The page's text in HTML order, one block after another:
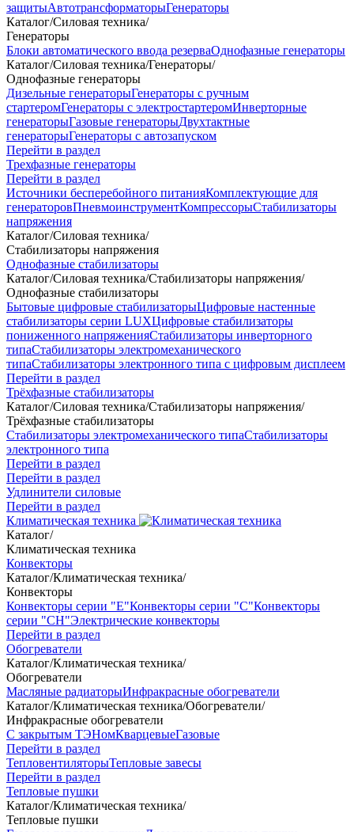
защитыАвтотрансформаторыГенераторы
Каталог/Силовая техника/
Генераторы
Блоки автоматического ввода резерваОднофазные генераторы
Каталог/Силовая техника/Генераторы/
Однофазные генераторы
Дизельные генераторыГенераторы с ручным
стартеромГенераторы с электростартеромИнверторные
генераторыГазовые генераторыДвухтактные
генераторыГенераторы с автозапуском
Перейти в раздел
Трехфазные генераторы
Перейти в раздел
Источники бесперебойного питанияКомплектующие для
генераторовПневмоинструментКомпрессорыСтабилизаторы
напряжения
Каталог/Силовая техника/
Стабилизаторы напряжения
Однофазные стабилизаторы
Каталог/Силовая техника/Стабилизаторы напряжения/
Однофазные стабилизаторы
Бытовые цифровые стабилизаторыЦифровые настенные
стабилизаторы серии LUXЦифровые стабилизаторы
пониженного напряженияСтабилизаторы инверторного
типаСтабилизаторы электромеханического
типаСтабилизаторы электронного типа с цифровым дисплеем
Перейти в раздел
Трёхфазные стабилизаторы
Каталог/Силовая техника/Стабилизаторы напряжения/
Трёхфазные стабилизаторы
Стабилизаторы электромеханического типаСтабилизаторы
электронного типа
Перейти в раздел
Перейти в раздел
Удлинители силовые
Перейти в раздел
Климатическая техника
Каталог/
Климатическая техника
Конвекторы
Каталог/Климатическая техника/
Конвекторы
Конвекторы серии "Е"Конвекторы серии "С"Конвекторы
серии "СН"Электрические конвекторы
Перейти в раздел
Обогреватели
Каталог/Климатическая техника/
Обогреватели
Масляные радиаторыИнфракрасные обогреватели
Каталог/Климатическая техника/Обогреватели/
Инфракрасные обогреватели
С закрытым ТЭНомКварцевыеГазовые
Перейти в раздел
ТепловентиляторыТепловые завесы
Перейти в раздел
Тепловые пушки
Каталог/Климатическая техника/
Тепловые пушки